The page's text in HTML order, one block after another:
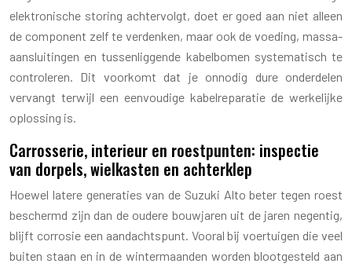
elektronische storing achtervolgt, doet er goed aan niet alleen
de component zelf te verdenken, maar ook de voeding, massa-
aansluitingen en tussenliggende kabelbomen systematisch te
controleren. Dit voorkomt dat je onnodig dure onderdelen
vervangt terwijl een eenvoudige kabelreparatie de werkelijke
oplossing is.
Carrosserie, interieur en roestpunten: inspectie
van dorpels, wielkasten en achterklep
Hoewel latere generaties van de Suzuki Alto beter tegen roest
beschermd zijn dan de oudere bouwjaren uit de jaren negentig,
blijft corrosie een aandachtspunt. Vooral bij voertuigen die veel
buiten staan en in de wintermaanden worden blootgesteld aan